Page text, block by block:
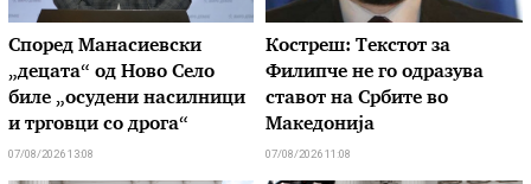
Според Манасиевски
„децата“ од Ново Село
биле „осудени насилници
и трговци со дрога“
07/08/2026 13:08
Костреш: Текстот за
Филипче не го одразува
ставот на Србите во
Македонија
07/08/2026 11:08